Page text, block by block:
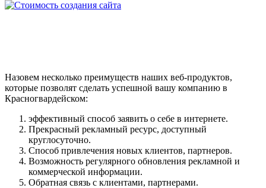
Назовем несколько преимуществ наших веб-продуктов,
которые позволят сделать успешной вашу компанию в
Красногвардейском:
эффективный способ заявить о себе в интернете.
Прекрасный рекламный ресурс, доступный
круглосуточно.
Способ привлечения новых клиентов, партнеров.
Возможность регулярного обновления рекламной и
коммерческой информации.
Обратная связь с клиентами, партнерами.